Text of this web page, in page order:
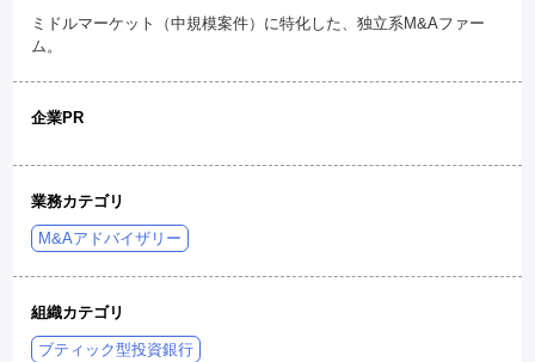
ミドルマーケット（中規模案件）に特化した、独立系M&Aファー
ム。
企業PR
業務カテゴリ
M&Aアドバイザリー
組織カテゴリ
ブティック型投資銀行